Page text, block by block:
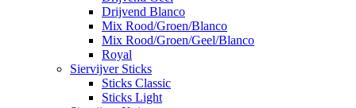
Drijvend Blanco
Mix Rood/Groen/Blanco
Mix Rood/Groen/Geel/Blanco
Royal
Siervijver Sticks
Sticks Classic
Sticks Light